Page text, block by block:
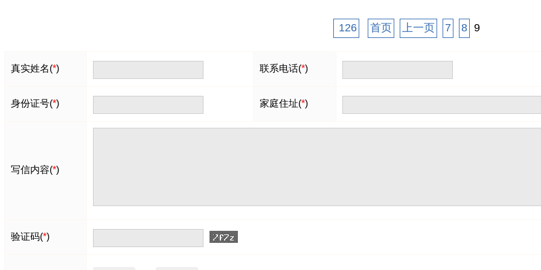
126 首页 上一页 7 8 9
真实姓名(*) 联系电话(*)
身份证号(*) 家庭住址(*)
写信内容(*)
验证码(*)